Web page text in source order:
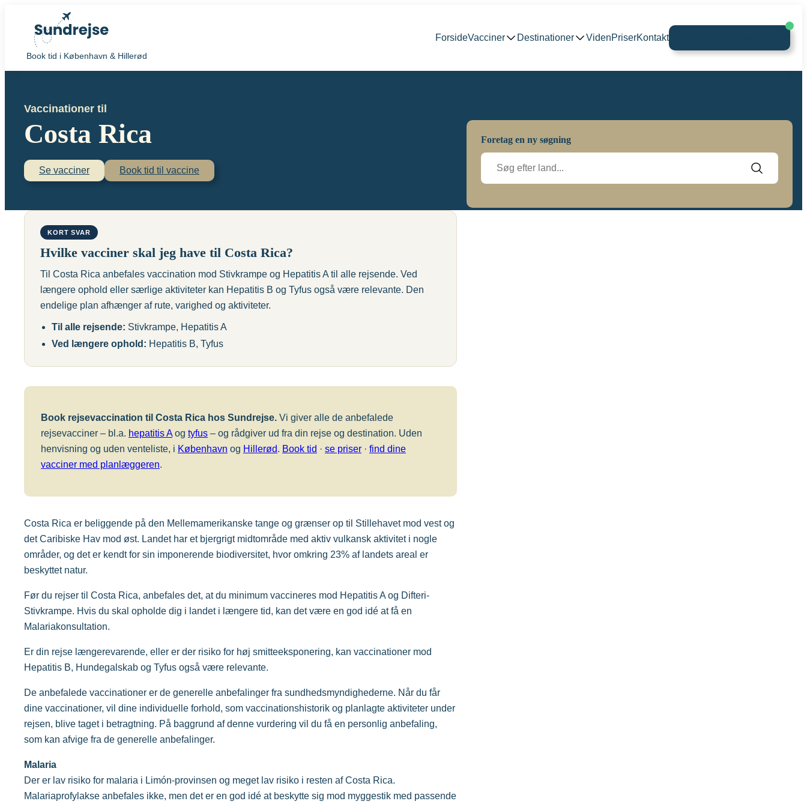
Book tid i København & Hillerød
ForsideVacciner Destinationer VidenPriserKontakt
Vaccinationer til
Costa Rica
Se vacciner Book tid til vaccine
KORT SVAR
Hvilke vacciner skal jeg have til Costa Rica?
Til Costa Rica anbefales vaccination mod Stivkrampe og Hepatitis A til alle rejsende. Ved
længere ophold eller særlige aktiviteter kan Hepatitis B og Tyfus også være relevante. Den
endelige plan afhænger af rute, varighed og aktiviteter.
Til alle rejsende: Stivkrampe, Hepatitis A
Ved længere ophold: Hepatitis B, Tyfus
Book rejsevaccination til Costa Rica hos Sundrejse. Vi giver alle de anbefalede
rejsevacciner – bl.a. hepatitis Aog tyfus – og rådgiver ud fra din rejse og destination. Uden
henvisning og uden venteliste, i København og Hillerød. Book tid · se priser · find dine
vacciner med planlæggeren.
Costa Rica er beliggende på den Mellemamerikanske tange og grænser op til Stillehavet mod vest og
det Caribiske Hav mod øst. Landet har et bjergrigt midtområde med aktiv vulkansk aktivitet i nogle
områder, og det er kendt for sin imponerende biodiversitet, hvor omkring 23% af landets areal er
beskyttet natur.
Før du rejser til Costa Rica, anbefales det, at du minimum vaccineres mod Hepatitis A og Difteri-
Stivkrampe. Hvis du skal opholde dig i landet i længere tid, kan det være en god idé at få en
Malariakonsultation.
Er din rejse længerevarende, eller er der risiko for høj smitteeksponering, kan vaccinationer mod
Hepatitis B, Hundegalskab og Tyfus også være relevante.
De anbefalede vaccinationer er de generelle anbefalinger fra sundhedsmyndighederne. Når du får
dine vaccinationer, vil dine individuelle forhold, som vaccinationshistorik og planlagte aktiviteter under
rejsen, blive taget i betragtning. På baggrund af denne vurdering vil du få en personlig anbefaling,
som kan afvige fra de generelle anbefalinger.
Malaria
Der er lav risiko for malaria i Limón-provinsen og meget lav risiko i resten af Costa Rica.
Malariaprofylakse anbefales ikke, men det er en god idé at beskytte sig mod myggestik med passende
Foretag en ny søgning